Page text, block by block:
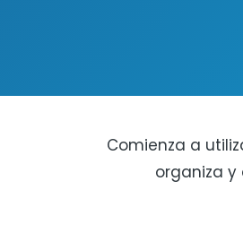
Comienza a
organiza